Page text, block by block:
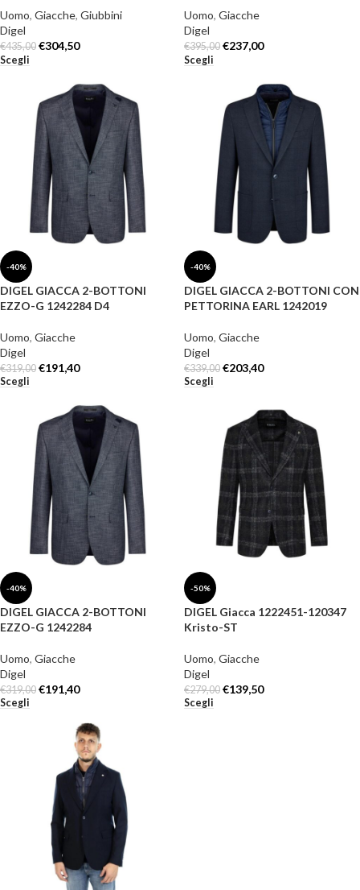
Uomo, Giacche, Giubbini
Digel
€435,00 €304,50
Scegli
Uomo, Giacche
Digel
€395,00 €237,00
Scegli
-40%
DIGEL GIACCA 2-BOTTONI
EZZO-G 1242284 D4
Uomo, Giacche
Digel
€319,00 €191,40
Scegli
-40%
DIGEL GIACCA 2-BOTTONI CON
PETTORINA EARL 1242019
Uomo, Giacche
Digel
€339,00 €203,40
Scegli
-40%
DIGEL GIACCA 2-BOTTONI
EZZO-G 1242284
Uomo, Giacche
Digel
€319,00 €191,40
Scegli
-50%
DIGEL Giacca 1222451-120347
Kristo-ST
Uomo, Giacche
Digel
€279,00 €139,50
Scegli